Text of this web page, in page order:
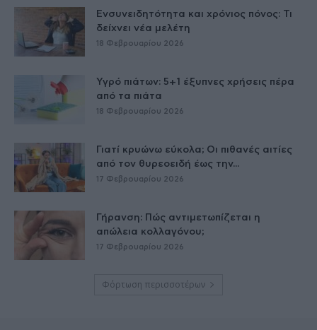
Ενσυνειδητότητα και χρόνιος πόνος: Τι
δείχνει νέα μελέτη
18 Φεβρουαρίου 2026
Υγρό πιάτων: 5+1 έξυπνες χρήσεις πέρα
από τα πιάτα
18 Φεβρουαρίου 2026
Γιατί κρυώνω εύκολα; Οι πιθανές αιτίες
από τον θυρεοειδή έως την...
17 Φεβρουαρίου 2026
Γήρανση: Πώς αντιμετωπίζεται η
απώλεια κολλαγόνου;
17 Φεβρουαρίου 2026
Φόρτωση περισσοτέρων